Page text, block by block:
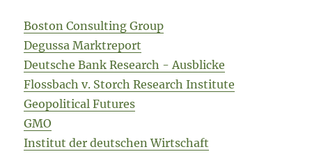
Boston Consulting Group
Degussa Marktreport
Deutsche Bank Research - Ausblicke
Flossbach v. Storch Research Institute
Geopolitical Futures
GMO
Institut der deutschen Wirtschaft